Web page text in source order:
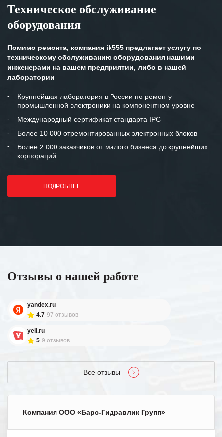
Техническое обслуживание
оборудования
Помимо ремонта, компания ik555 предлагает услугу по
техническому обслуживанию оборудования нашими
инженерами на вашем предприятии, либо в нашей
лаборатории
Крупнейшая лаборатория в России по ремонту
промышленной электроники на компонентном уровне
Международный сертификат стандарта IPC
Более 10 000 отремонтированных электронных блоков
Более 2 000 заказчиков от малого бизнеса до крупнейших
корпораций
ПОДРОБНЕЕ
Отзывы о нашей работе
yandex.ru
4.7 97 отзывов
yell.ru
5 9 отзывов
Все отзывы
Компания ООО «Барс-Гидравлик Групп»